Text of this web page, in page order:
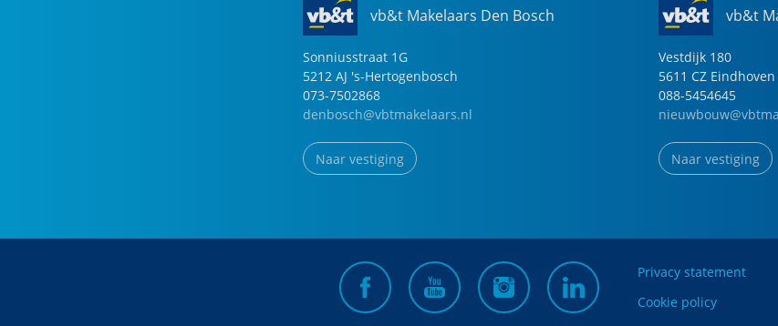
vb&t Makelaars Den Bosch
Sonniusstraat 1G
5212 AJ 's-Hertogenbosch
073-7502868
denbosch@vbtmakelaars.nl
Naar vestiging
vb&t
Vestdijk 180
5611 CZ Eindhoven
088-5454645
Naar vestiging
Privacy statement
Cookie policy